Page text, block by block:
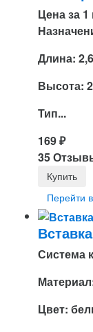
Цена за 1
Длина:
Высота:
Тип...
169₽
35
Перейти
Система
Цвет: